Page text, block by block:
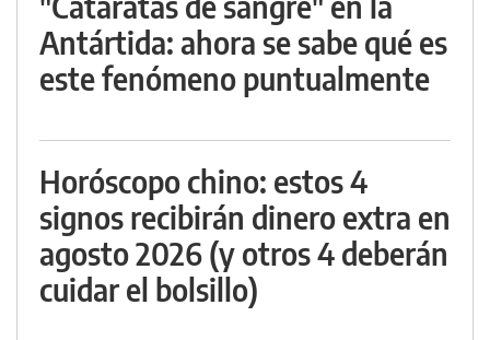
Antártida: ahora se sabe qué es
este fenómeno puntualmente
Horóscopo chino: estos 4
signos recibirán dinero extra en
agosto 2026 (y otros 4 deberán
cuidar el bolsillo)